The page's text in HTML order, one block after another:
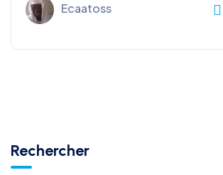
Ecaatoss
Rechercher